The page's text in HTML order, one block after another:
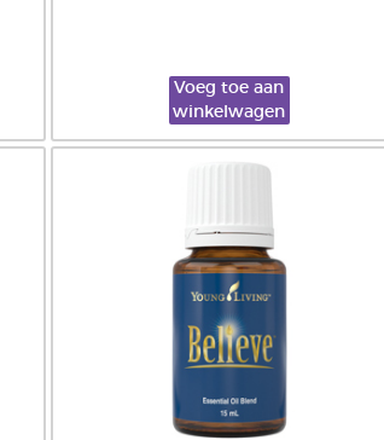
Voeg toe aan
winkelwagen